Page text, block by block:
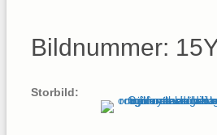
Bildnummer:
Storbild: